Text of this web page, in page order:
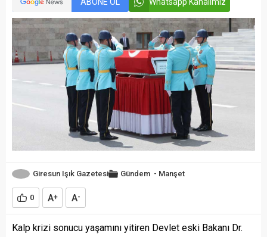
Giresun Işık Gazetesi Gündem - Manşet
0 A+ A-
Kalp krizi sonucu yaşamını yitiren Devlet eski Bakanı Dr.